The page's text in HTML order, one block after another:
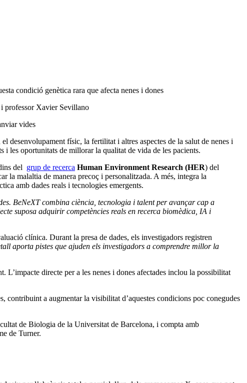
condició genètica rara que afecta nenes i dones
professor Xavier Sevillano
vides
desenvolupament físic, la fertilitat i altres aspectes de la salut de nenes i
i les oportunitats de millorar la qualitat de vida de les pacients.
del grup de recerca Human Environment Research (HER) del
malaltia de manera precoç i personalitzada. A més, integra la
amb dades reals i tecnologies emergents.
BeNeXT combina ciència, tecnologia i talent per avançar cap a
suposa adquirir competències reals en recerca biomèdica, IA i
clínica. Durant la presa de dades, els investigadors registren
aporta pistes que ajuden els investigadors a comprendre millor la
directe per a les nenes i dones afectades inclou la possibilitat
a augmentar la visibilitat d’aquestes condicions poc conegudes
de Biologia de la Universitat de Barcelona, i compta amb
de Turner.